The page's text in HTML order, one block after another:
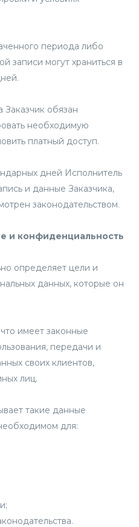
периода либо
записи могут храниться в
Заказчик обязан
необходимую
платный доступ.
дней Исполнитель
и данные Заказчика,
законодательством.
и конфиденциальность
определяет цели и
данных, которые он
что имеет законные
передачи и
своих клиентов,
лиц.
такие данные
для: